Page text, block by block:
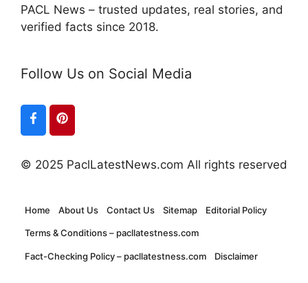
PACL News – trusted updates, real stories, and
verified facts since 2018.
Follow Us on Social Media
© 2025 PaclLatestNews.com All rights reserved
Home About Us Contact Us Sitemap Editorial Policy
Terms & Conditions – pacllatestness.com
Fact-Checking Policy – pacllatestness.com Disclaimer